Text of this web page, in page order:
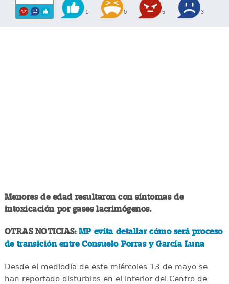
1 0 5 3
Menores de edad resultaron con síntomas de
intoxicación por gases lacrimógenos.
OTRAS NOTICIAS: MP evita detallar cómo será proceso
de transición entre Consuelo Porras y García Luna
Desde el mediodía de este miércoles 13 de mayo se
han reportado disturbios en el interior del Centro de